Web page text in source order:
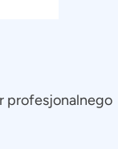
profesjonalnego